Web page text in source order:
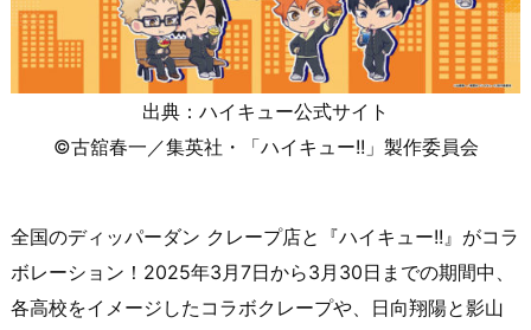
出典：ハイキュー公式サイト
©古舘春一／集英社・「ハイキュー!!」製作委員会
全国のディッパーダン クレープ店と『ハイキュー!!』がコラ
ボレーション！​2025年3月7日から3月30日までの期間中、
各高校をイメージしたコラボクレープや、日向翔陽と影山